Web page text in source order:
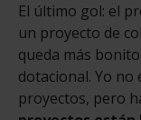
El último gol: el
un proyecto de
queda más
dotacional. Yo
proyectos, pero